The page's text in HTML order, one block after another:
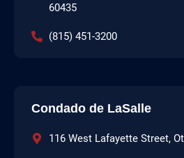
60435
(815) 451-3200
Condado de LaSalle
116 West Lafayette Street,